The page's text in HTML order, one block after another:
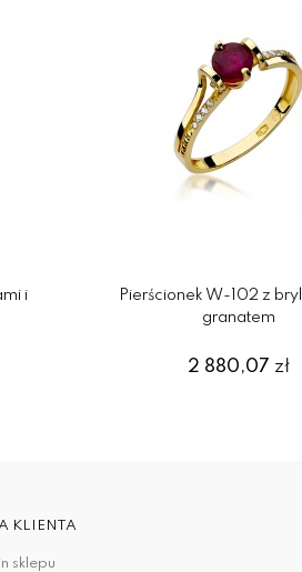
i
Pierścionek W-102 z
granatem
2 880,07 zł
KLIENTA
sklepu